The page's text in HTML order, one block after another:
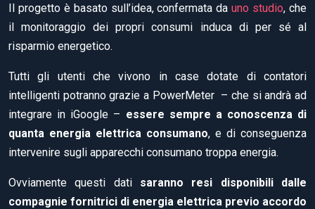
Il progetto è basato sull’idea, confermata dauno studio, che
il monitoraggio dei propri consumi induca di per sé al
risparmio energetico.
Tutti gli utenti che vivono in case dotate di contatori
intelligenti potranno grazie a PowerMeter – che si andrà ad
integrare in iGoogle – essere sempre a conoscenza di
quanta energia elettrica consumano, e di conseguenza
intervenire sugli apparecchi consumano troppa energia.
Ovviamente questi dati saranno resi disponibili dalle
compagnie fornitrici di energia elettrica previo accordo